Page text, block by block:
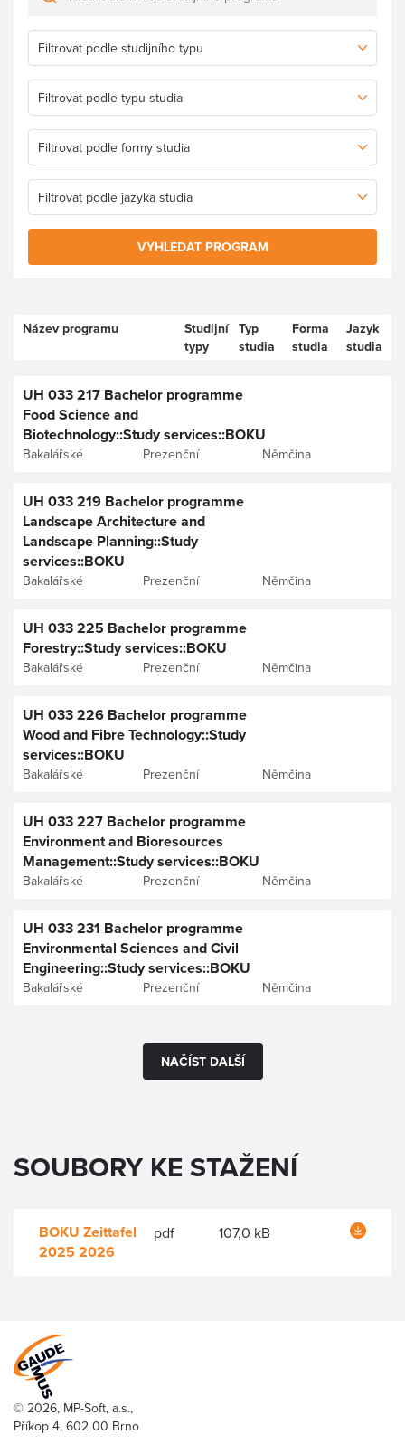
VYHLEDAT PROGRAM
Název programu
Studijní
typy
Typ
studia
Forma
studia
Jazyk
studia
UH 033 217 Bachelor programme
Food Science and
Biotechnology::Study services::BOKU
Bakalářské Prezenční Němčina
UH 033 219 Bachelor programme
Landscape Architecture and
Landscape Planning::Study
services::BOKU
Bakalářské Prezenční Němčina
UH 033 225 Bachelor programme
Forestry::Study services::BOKU
Bakalářské Prezenční Němčina
UH 033 226 Bachelor programme
Wood and Fibre Technology::Study
services::BOKU
Bakalářské Prezenční Němčina
UH 033 227 Bachelor programme
Environment and Bioresources
Management::Study services::BOKU
Bakalářské Prezenční Němčina
UH 033 231 Bachelor programme
Environmental Sciences and Civil
Engineering::Study services::BOKU
Bakalářské Prezenční Němčina
NAČÍST DALŠÍ
SOUBORY KE STAŽENÍ
BOKU Zeittafel
2025 2026
pdf 107,0 kB
© 2026, MP-Soft, a.s.,
Příkop 4, 602 00 Brno